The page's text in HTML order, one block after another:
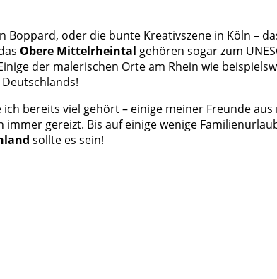
Boppard, oder die bunte Kreativszene in Köln –
Obere Mittelrheintal gehören sogar zum
der malerischen Orte am Rhein wie
bereits viel gehört – einige meiner Freunde
gereizt. Bis auf einige wenige
sollte es sein!